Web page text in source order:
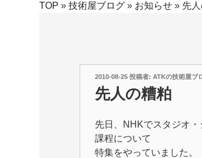
プ
TOP » 技術屋ブログ » お知らせ » 先
投
稿
日:
2010-08-25投稿者: ATKの技術屋ブ
先人の糟粕
先日、NHKでスタジオ
課程について
特集をやっていました。